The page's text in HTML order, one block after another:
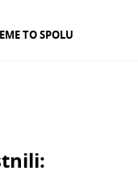
TO SPOLU